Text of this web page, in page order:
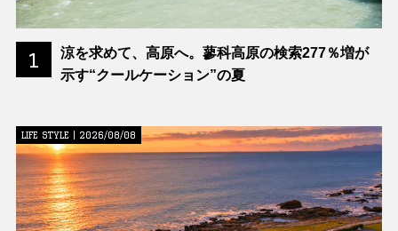
1
涼を求めて、高原へ。蓼科高原の検索277％増が
示す“クールケーション”の夏
LIFE STYLE | 2026/08/08